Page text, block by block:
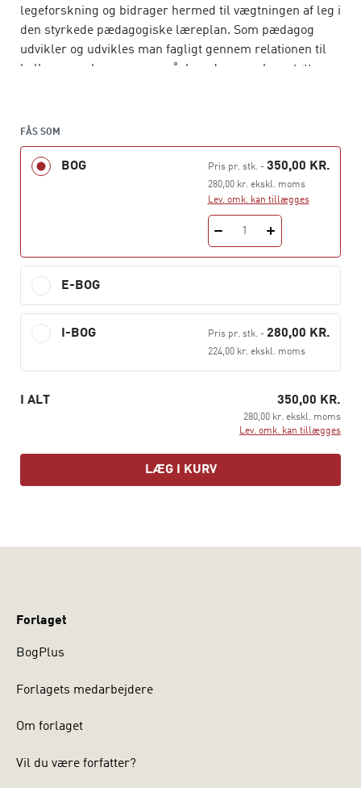
legeforskning og bidrager hermed til vægtningen af leg i
den styrkede pædagogiske læreplan. Som pædagog
udvikler og udvikles man fagligt gennem relationen til
kolleger, og bogen peger på, hvordan man kan støtte
der tager udgangspunkt i leg ud fra barnets nærmeste
udviklingszone.
Leg for sjov og alvor - et neuroaffektivt perspektiv
en længe ventet udgivelse, der viser, hvordan viden om
neuroaffektiv udviklingspsykologi kan give støtte til den
FÅS SOM
BOG Pris pr. stk.- 350,00 KR.
280,00 kr. ekskl. moms
Lev. omk. kan tillægges
1
E-BOG
I-BOG Pris pr. stk.- 280,00 KR.
224,00 kr. ekskl. moms
I ALT 350,00 KR.
280,00 kr. ekskl. moms
Lev. omk. kan tillægges
LÆG I KURV
Forlaget
BogPlus
Forlagets medarbejdere
Om forlaget
Vil du være forfatter?